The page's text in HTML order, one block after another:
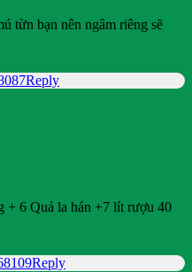
từn bạn nên ngâm riêng sẽ
Reply
+ 6 Quả la hán +7 lít rượu 40
Reply